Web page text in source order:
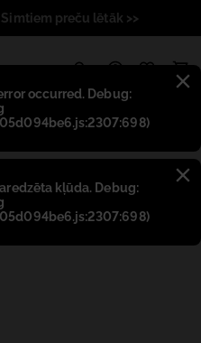
occurred. Debug:
kļūda. Debug:
Simtiem preču lētāk >>